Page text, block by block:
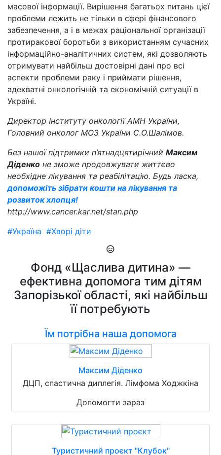
масової інформації. Вирішення багатьох питань цієї
проблеми лежить не тільки в сфері фінансового
забезпечення, а і в межах раціональної організації
протиракової боротьби з використанням сучасних
інформаційно-аналітичних систем, які дозволяють
отримувати найбільш достовірні дані про всі
аспекти проблеми раку і приймати рішення,
адекватні онкологічній та економічній ситуації в
Україні.
Директор Інституту онкології АМН України,
Головний онколог МОЗ України С.О.Шалімов.
Без нашої підтримки п’ятнадцятирічний Максим
Діденко не зможе продовжувати життєво
необхідне лікування та реабілітацію. Будь ласка,
допоможіть зібрати кошти на лікування та
розвиток хлопця!
http://www.cancer.kar.net/stan.php
#Україна #Хворі діти
Фонд «Щаслива дитина» —
ефективна допомога тим дітям
Запорізької області, які найбільш
її потребують
Їм потрібна наша допомога
Максим Діденко
ДЦП, спастична диплегія. Лімфома Ходжкіна
Допомогти зараз
Туристичний проєкт "Клубок"